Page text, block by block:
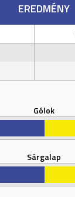
EREDMÉNY
Gólok
Sárgalap